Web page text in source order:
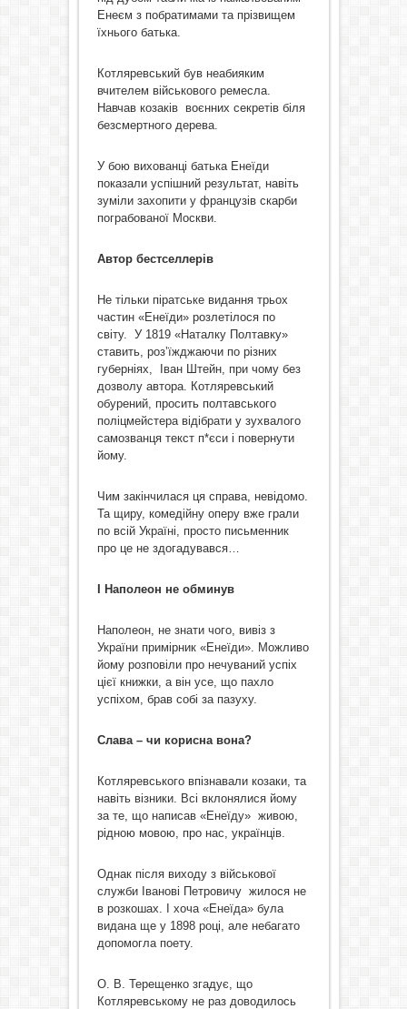
Енеєм з побратимами та прізвищем
їхнього батька.
Котляревський був неабияким
вчителем військового ремесла.
Навчав козаків воєнних секретів біля
безсмертного дерева.
У бою вихованці батька Енеїди
показали успішний результат, навіть
зуміли захопити у французів скарби
пограбованої Москви.
Автор бестселлерів
Не тільки піратське видання трьох
частин «Енеїди» розлетілося по
світу. У 1819 «Наталку Полтавку»
ставить, роз’їжджаючи по різних
губерніях, Іван Штейн, при чому без
дозволу автора. Котляревський
обурений, просить полтавського
поліцмейстера відібрати у зухвалого
самозванця текст п*єси і повернути
йому.
Чим закінчилася ця справа, невідомо.
Та щиру, комедійну оперу вже грали
по всій Україні, просто письменник
про це не здогадувався…
І Наполеон не обминув
Наполеон, не знати чого, вивіз з
України примірник «Енеїди». Можливо
йому розповіли про нечуваний успіх
цієї книжки, а він усе, що пахло
успіхом, брав собі за пазуху.
Слава – чи корисна вона?
Котляревського впізнавали козаки, та
навіть візники. Всі вклонялися йому
за те, що написав «Енеїду» живою,
рідною мовою, про нас, українців.
Однак після виходу з військової
служби Іванові Петровичу жилося не
в розкошах. І хоча «Енеїда» була
видана ще у 1898 році, але небагато
допомогла поету.
О. В. Терещенко згадує, що
Котляревському не раз доводилось